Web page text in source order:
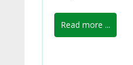
Read more ...